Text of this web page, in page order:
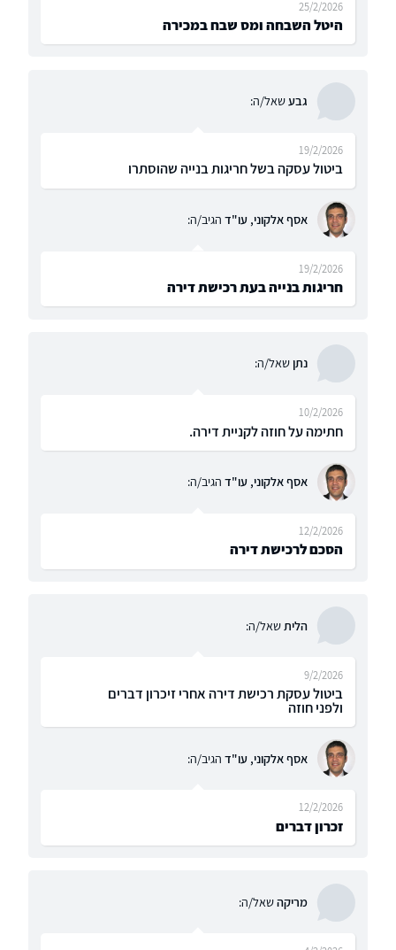
היטל השבחה ומס שבח במכירה
25/2/2026
גבעשאל/ה:
ביטול עסקה בשל חריגות בנייה שהוסתרו
19/2/2026
אסף אלקוני, עו"ד הגיב/ה:
חריגות בנייה בעת רכישת דירה
19/2/2026
נתןשאל/ה:
חתימה על חוזה לקניית דירה.
10/2/2026
אסף אלקוני, עו"ד הגיב/ה:
הסכם לרכישת דירה
12/2/2026
הלית שאל/ה:
ביטול עסקת רכישת דירה אחרי זיכרון דברים
ולפני חוזה
9/2/2026
אסף אלקוני, עו"ד הגיב/ה:
זכרון דברים
12/2/2026
מריקהשאל/ה: